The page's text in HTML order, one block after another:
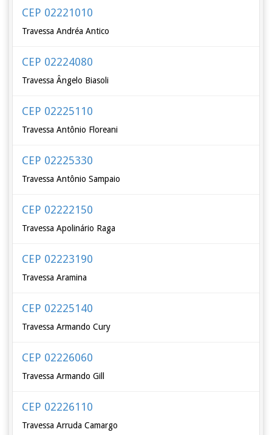
CEP 02221010
Travessa Andréa Antico
CEP 02224080
Travessa Ângelo Biasoli
CEP 02225110
Travessa Antônio Floreani
CEP 02225330
Travessa Antônio Sampaio
CEP 02222150
Travessa Apolinário Raga
CEP 02223190
Travessa Aramina
CEP 02225140
Travessa Armando Cury
CEP 02226060
Travessa Armando Gill
CEP 02226110
Travessa Arruda Camargo